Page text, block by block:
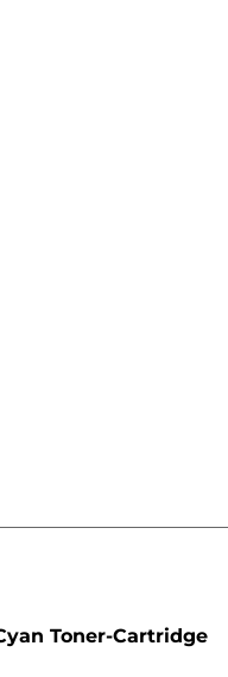
Toner-Cartridge